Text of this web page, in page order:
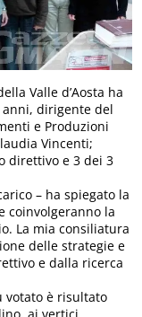
Valle d’Aosta ha
anni, dirigente del
e Produzioni
Vincenti;
direttivo e 3 dei 3
– ha spiegato la
coinvolgeranno la
La mia consiliatura
delle strategie e
e dalla ricerca
votato è risultato